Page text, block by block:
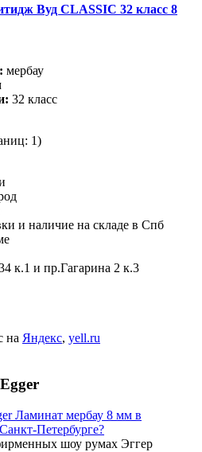
Вуд CLASSIC 32 класс 8
мербау
32 класс
1)
и наличие на складе в Спб
к.1 и пр.Гагарина 2 к.3
на Яндекс, yell.ru
Ламинат мербау 8 мм в
Петербурге?
шоу румах Эггер